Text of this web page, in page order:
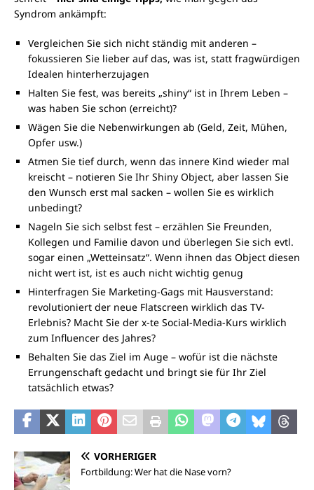
Syndrom ankämpft:
Vergleichen Sie sich nicht ständig mit anderen –
fokussieren Sie lieber auf das, was ist, statt fragwürdigen
Idealen hinterherzujagen
Halten Sie fest, was bereits „shiny“ ist in Ihrem Leben –
was haben Sie schon (erreicht)?
Wägen Sie die Nebenwirkungen ab (Geld, Zeit, Mühen,
Opfer usw.)
Atmen Sie tief durch, wenn das innere Kind wieder mal
kreischt – notieren Sie Ihr Shiny Object, aber lassen Sie
den Wunsch erst mal sacken – wollen Sie es wirklich
unbedingt?
Nageln Sie sich selbst fest – erzählen Sie Freunden,
Kollegen und Familie davon und überlegen Sie sich evtl.
sogar einen „Wetteinsatz“. Wenn ihnen das Object diesen
nicht wert ist, ist es auch nicht wichtig genug
Hinterfragen Sie Marketing-Gags mit Hausverstand:
revolutioniert der neue Flatscreen wirklich das TV-
Erlebnis? Macht Sie der x-te Social-Media-Kurs wirklich
zum Influencer des Jahres?
Behalten Sie das Ziel im Auge – wofür ist die nächste
Errungenschaft gedacht und bringt sie für Ihr Ziel
tatsächlich etwas?
VORHERIGER
Fortbildung: Wer hat die Nase vorn?